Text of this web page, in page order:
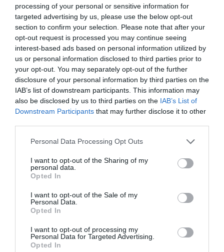
processing of your personal or sensitive information for
targeted advertising by us, please use the below opt-out
section to confirm your selection. Please note that after your
opt-out request is processed you may continue seeing
interest-based ads based on personal information utilized by
us or personal information disclosed to third parties prior to
your opt-out. You may separately opt-out of the further
disclosure of your personal information by third parties on the
IAB’s list of downstream participants. This information may
also be disclosed by us to third parties on the IAB’s List of
Downstream Participants that may further disclose it to other
Please note that this website/app uses one or more Google
not limited to your visit or usage behaviour. You may click to
grant or deny consent to Google and its third-party tags to
use your data for below specified purposes in below Google
consent section.
Personal Data Processing Opt Outs
I want to opt-out of the Sharing of my
personal data.
Opted In
I want to opt-out of the Sale of my
Personal Data.
Opted In
I want to opt-out of processing my
Personal Data for Targeted Advertising.
Opted In
Βήμα 10
Διατηρήστε ένα υγιές βάρος. Οι άνδρες με
δείκτη μάζας σώματος (ΔΜΣ) 30 ή μεγαλύτερο
θεωρούνται παχύσαρκοι. Στους παχύσαρκους
αυξάνει ο κίνδυνος του καρκίνου του
προστάτη. Εάν είστε υπέρβαροι ή παχύσαρκοι,
προσπαθήστε να χάσετε βάρος. Μπορείτε να
αυξάνοντας την ποσότητα της άσκησης που
κάνετε.
Εάν έχετε ένα υγιές βάρος, προσπαθήστε να το
διατηρήσετε με την άσκηση τις περισσότερες
ημέρες της εβδομάδας και επιλέγοντας μια
υγιεινή διατροφή που είναι πλούσια σε
φρούτα, λαχανικά και δημητριακά ολικής